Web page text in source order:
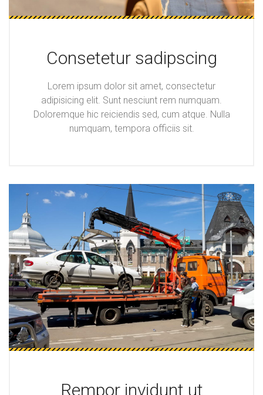
Consetetur sadipscing
Lorem ipsum dolor sit amet, consectetur
adipisicing elit. Sunt nesciunt rem numquam.
Doloremque hic reiciendis sed, cum atque. Nulla
numquam, tempora officiis sit.
Rempor invidunt ut